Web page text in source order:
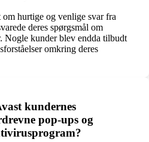
hurtige og venlige svar fra
deres spørgsmål om
Nogle kunder blev endda tilbudt
omkring deres
kundernes
pop-ups og